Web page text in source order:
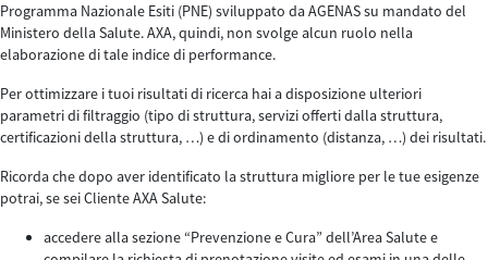
Programma Nazionale Esiti (PNE) sviluppato da AGENAS su mandato del
Ministero della Salute. AXA, quindi, non svolge alcun ruolo nella
elaborazione di tale indice di performance.
Per ottimizzare i tuoi risultati di ricerca hai a disposizione ulteriori
parametri di filtraggio (tipo di struttura, servizi offerti dalla struttura,
certificazioni della struttura, …) e di ordinamento (distanza, …) dei risultati.
Ricorda che dopo aver identificato la struttura migliore per le tue esigenze
potrai, se sei Cliente AXA Salute:
accedere alla sezione “Prevenzione e Cura” dell’Area Salute e